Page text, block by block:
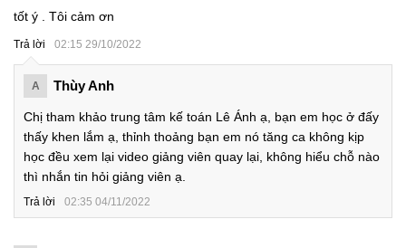
tốt ý . Tôi cảm ơn
Trả lời 02:15 29/10/2022
A Thùy Anh
Chị tham khảo trung tâm kế toán Lê Ánh ạ, bạn em học ở đấy
thấy khen lắm ạ, thỉnh thoảng bạn em nó tăng ca không kịp
học đều xem lại video giảng viên quay lại, không hiểu chỗ nào
thì nhắn tin hỏi giảng viên ạ.
Trả lời 02:35 04/11/2022